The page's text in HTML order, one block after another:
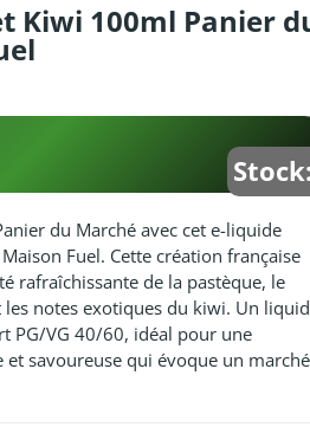
Kiwi 100ml Panier
du Marché avec cet e-liquide
Fuel. Cette création française
rafraîchissante de la pastèque, le
notes exotiques du kiwi. Un
PG/VG 40/60, idéal pour une
savoureuse qui évoque un marché